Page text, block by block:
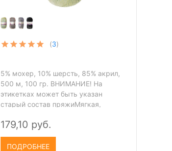
(3)
5% мохер, 10% шерсть, 85% акрил,
500 м, 100 гр. ВНИМАНИЕ! На
этикетках может быть указан
старый состав пряжиМягкая,
179,10 руб.
ПОДРОБНЕЕ